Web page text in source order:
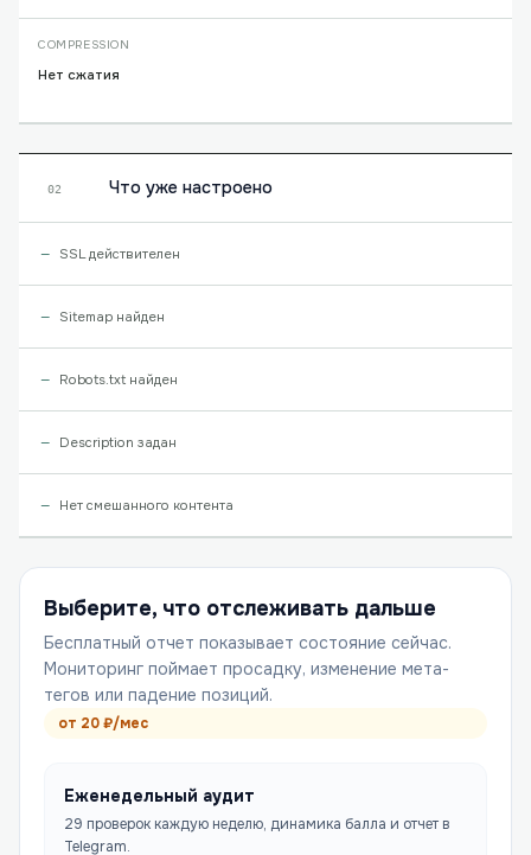
COMPRESSION
Нет сжатия
02 Что уже настроено
SSL действителен
Sitemap найден
Robots.txt найден
Description задан
Нет смешанного контента
Выберите, что отслеживать дальше
Бесплатный отчет показывает состояние сейчас.
Мониторинг поймает просадку, изменение мета-
тегов или падение позиций.
от 20₽/мес
Еженедельный аудит
29 проверок каждую неделю, динамика балла и отчет в
Telegram.